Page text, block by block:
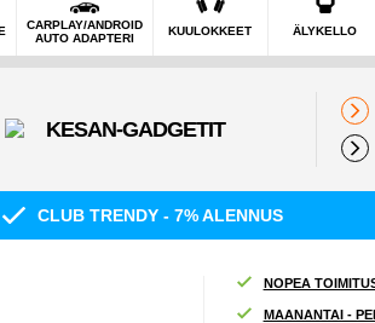
CARPLAY/ANDROID
AUTO ADAPTERI
KUULOKKEET ÄLYKELLO
CLUB TRENDY - 7% ALENNUS
NOPEA
MAANANTAI -